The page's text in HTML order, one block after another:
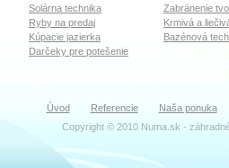
Solárna technika
Zabránenie
Ryby na predaj
Krmivá a
Kúpacie jazierka
Bazénová
Darčeky pre potešenie
Úvod Referencie Naša ponuka
Copyright © 2010 Numa.sk -